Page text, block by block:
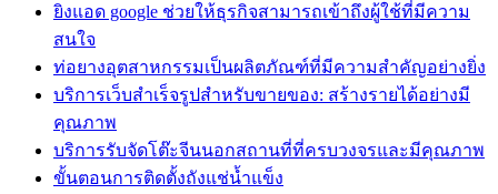
ยิงแอด google ช่วยให้ธุรกิจสามารถเข้าถึงผู้ใช้ที่มีความ
สนใจ
ท่อยางอุตสาหกรรมเป็นผลิตภัณฑ์ที่มีความสำคัญอย่างยิ่ง
บริการเว็บสำเร็จรูปสำหรับขายของ: สร้างรายได้อย่างมี
คุณภาพ
บริการรับจัดโต๊ะจีนนอกสถานที่ที่ครบวงจรและมีคุณภาพ
ขั้นตอนการติดตั้งถังแช่น้ำแข็ง